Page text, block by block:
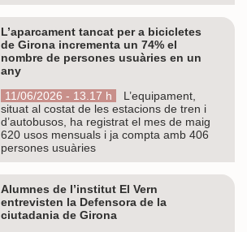
L’aparcament tancat per a bicicletes
de Girona incrementa un 74% el
nombre de persones usuàries en un
any
11/06/2026 - 13.17 h
L’equipament,
situat al costat de les estacions de tren i
d’autobusos, ha registrat el mes de maig
620 usos mensuals i ja compta amb 406
persones usuàries
Alumnes de l’institut El Vern
entrevisten la Defensora de la
ciutadania de Girona